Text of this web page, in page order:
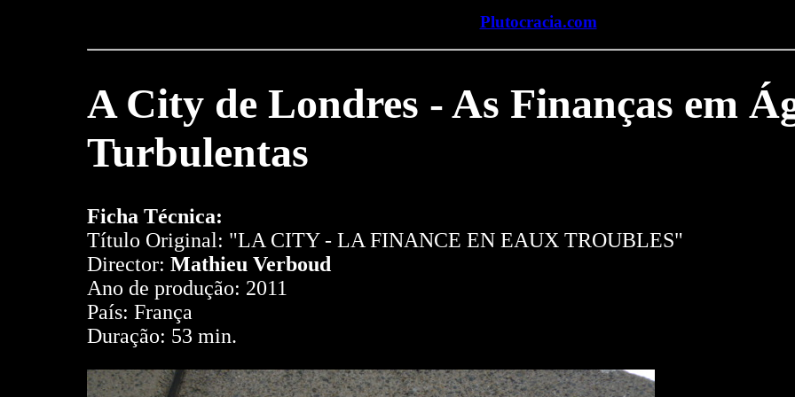
Plutocracia.com
A City de Londres - As Finanças em
Turbulentas
Ficha Técnica:
Título Original: "LA CITY - LA FINANCE EN EAUX TROUBLES"
Director: Mathieu Verboud
Ano de produção: 2011
País: França
Duração: 53 min.